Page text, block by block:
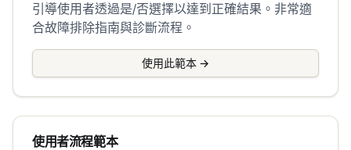
引導使用者透過是/否選擇以達到正確結果。非常適
合故障排除指南與診斷流程。
使用此範本 →
使用者流程範本